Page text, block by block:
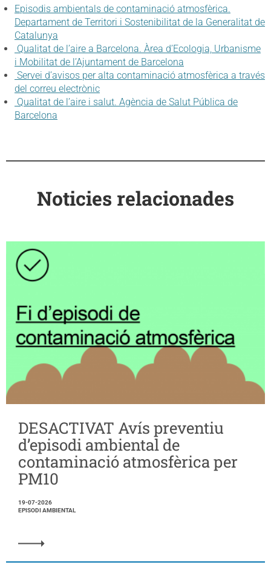
Episodis ambientals de contaminació atmosfèrica.
Departament de Territori i Sostenibilitat de la Generalitat de
Catalunya
Qualitat de l’aire a Barcelona. Àrea d’Ecologia, Urbanisme
i Mobilitat de l’Ajuntament de Barcelona
Servei d’avisos per alta contaminació atmosfèrica a través
del correu electrònic
Qualitat de l’aire i salut. Agència de Salut Pública de
Barcelona
Noticies relacionades
DESACTIVAT Avís preventiu
d’episodi ambiental de
contaminació atmosfèrica per
PM10
19-07-2026
EPISODI AMBIENTAL